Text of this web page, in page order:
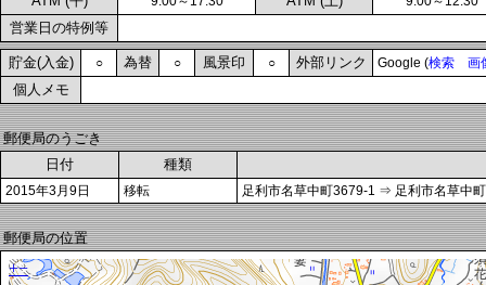
営業日の特例等
貯金(入金) ○ 為替 ○ 風景印 ○ 外部リンク Google (検索 画
個人メモ
郵便局のうごき
日付
種類
2015年3月9日 移転 足利市名草中町3679-1 ⇒ 足利市名草中
郵便局の位置